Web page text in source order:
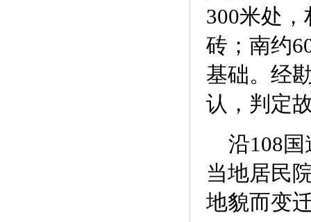
300米处
砖；南约
基础。经
认，判定
沿108国
当地居民
地貌而变